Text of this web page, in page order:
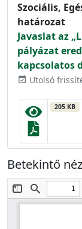
Szociális,
határozat
Javaslat az
pályázat
kapcsolatos
event_available Utolsó
205 KB
Betekintő